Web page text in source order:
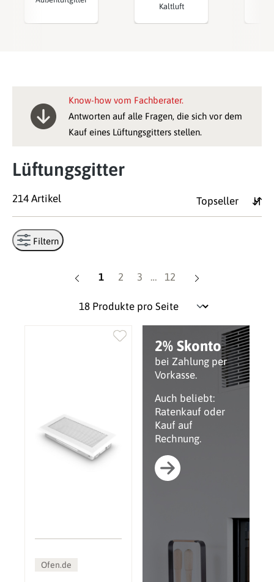
Kaltluft
Know-how vom Fachberater.
Antworten auf alle Fragen, die sich vor dem
Kauf eines Lüftungsgitters stellen.
Lüftungsgitter
214 Artikel
Filtern
Seite
1 Seite
2 Seite
3 … Seite
12
2% Skonto
bei Zahlung per
Vorkasse.
Auch beliebt:
Ratenkauf oder
Kauf auf
Rechnung.
Ofen.de